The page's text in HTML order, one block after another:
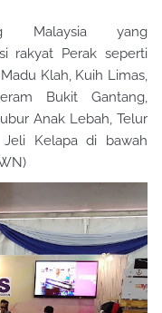
Malaysia yang
rakyat Perak seperti
Klah, Kuih Limas,
Bukit Gantang,
Anak Lebah, Telur
Kelapa di bawah